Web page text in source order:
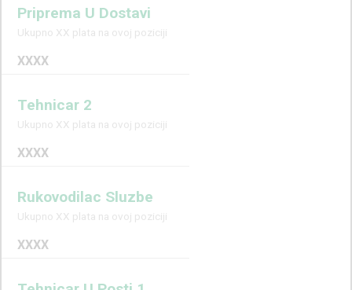
Priprema U Dostavi
Ukupno XX plata na ovoj poziciji
XXXX
Tehnicar 2
Ukupno XX plata na ovoj poziciji
XXXX
Rukovodilac Sluzbe
Ukupno XX plata na ovoj poziciji
XXXX